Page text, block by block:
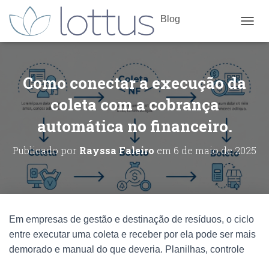
Blog
Como conectar a execução da
coleta com a cobrança
automática no financeiro.
Publicado por Rayssa Faleiro em 6 de maio de 2025
Em empresas de gestão e destinação de resíduos, o ciclo
entre executar uma coleta e receber por ela pode ser mais
demorado e manual do que deveria. Planilhas, controle